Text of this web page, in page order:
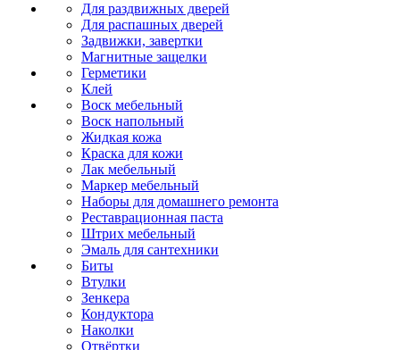
Для раздвижных дверей
Для распашных дверей
Задвижки, завертки
Магнитные защелки
Герметики
Клей
Воск мебельный
Воск напольный
Жидкая кожа
Краска для кожи
Лак мебельный
Маркер мебельный
Наборы для домашнего ремонта
Реставрационная паста
Штрих мебельный
Эмаль для сантехники
Биты
Втулки
Зенкера
Кондуктора
Наколки
Отвёртки